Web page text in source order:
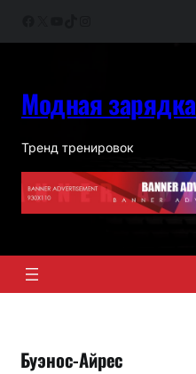
Модная зарядка
Тренд тренировок
Буэнос-Айрес